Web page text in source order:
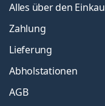
Alles über den
Zahlung
Lieferung
Abholstationen
AGB